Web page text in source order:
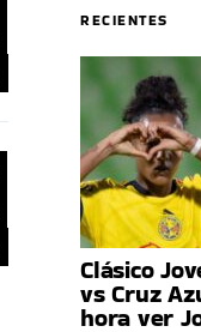
RECIENTES
Clásico
vs Cruz
hora ver